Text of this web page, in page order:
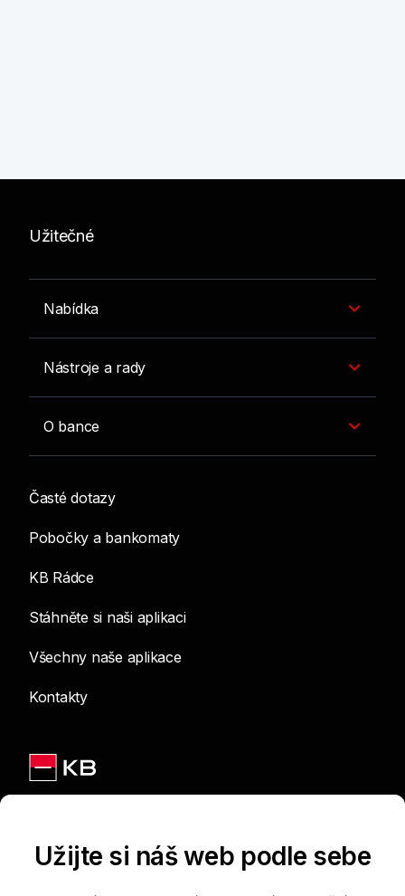
Užitečné
Nabídka
Nástroje a rady
O bance
Časté dotazy
Pobočky a bankomaty
KB Rádce
Stáhněte si naši aplikaci
Všechny naše aplikace
Kontakty
Užijte si náš web podle sebe